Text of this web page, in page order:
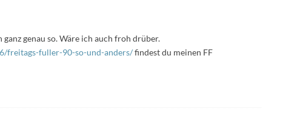
genau so. Wäre ich auch froh drüber.
freitags-fuller-90-so-und-anders/findest du meinen FF